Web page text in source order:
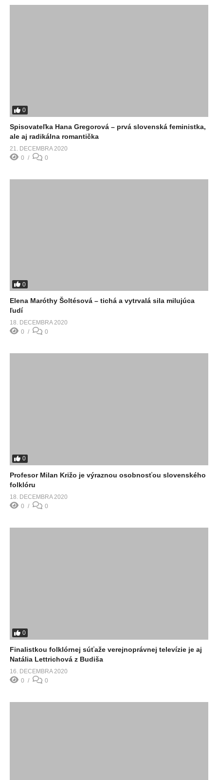
0
Spisovateľka Hana Gregorová – prvá slovenská feministka,
ale aj radikálna romantička
21. DECEMBRA 2020
0
0
0
Elena Maróthy Šoltésová – tichá a vytrvalá sila milujúca
ľudí
18. DECEMBRA 2020
0
0
0
Profesor Milan Križo je výraznou osobnosťou slovenského
folklóru
18. DECEMBRA 2020
0
0
0
Finalistkou folklórnej súťaže verejnoprávnej televízie je aj
Natália Lettrichová z Budiša
16. DECEMBRA 2020
0
0